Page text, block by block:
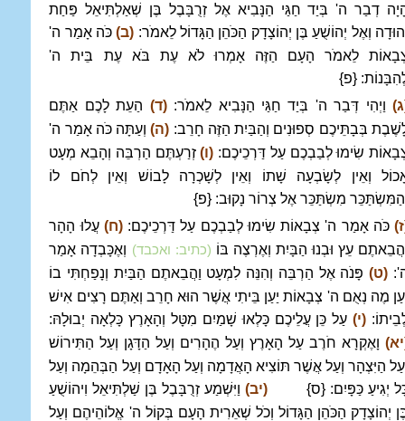
דְבַר ה' בְּיַד חַגַּי הַנָּבִיא אֶל זְרֻבָּבֶל בֶּן שְׁאַלְתִּיאֵל פַּחַת
וְאֶל יְהוֹשֻׁעַ בֶּן יְהוֹצָדָק הַכֹּהֵן הַגָּדוֹל לֵאמֹר: (ב) כֹּה אָמַר ה'
לֵאמֹר הָעָם הַזֶּה אָמְרוּ לֹא עֶת בֹּא עֶת בֵּית ה'
{פ}
וַיְהִי דְּבַר ה' בְּיַד חַגַּי הַנָּבִיא לֵאמֹר:(ד) הַעֵת לָכֶם אַתֶּם
בְּבָתֵּיכֶם סְפוּנִים וְהַבַּיִת הַזֶּה חָרֵב: (ה) וְעַתָּה כֹּה אָמַר ה'
שִׂימוּ לְבַבְכֶם עַל דַּרְכֵיכֶם: (ו) זְרַעְתֶּם הַרְבֵּה וְהָבֵא מְעָט
וְאֵין לְשָׂבְעָה שָׁתוֹ וְאֵין לְשָׁכְרָה לָבוֹשׁ וְאֵין לְחֹם לוֹ
מִשְׂתַּכֵּר אֶל צְרוֹר נָקוּב: {פ}
כֹּה אָמַר ה' צְבָאוֹת שִׂימוּ לְבַבְכֶם עַל דַּרְכֵיכֶם:(ח) עֲלוּ הָהָר
עֵץ וּבְנוּ הַבָּיִת וְאֶרְצֶה בּוֹ (כתיב: ואכבד) וְאֶכָּבְדָה אָמַר
(ט) פָּנֹה אֶל הַרְבֵּה וְהִנֵּה לִמְעָט וַהֲבֵאתֶם הַבַּיִת וְנָפַחְתִּי בוֹ
מֶה נְאֻם ה' צְבָאוֹת יַעַן בֵּיתִי אֲשֶׁר הוּא חָרֵב וְאַתֶּם רָצִים אִישׁ
(י) עַל כֵּן עֲלֵיכֶם כָּלְאוּ שָׁמַיִם מִטָּל וְהָאָרֶץ כָּלְאָה יְבוּלָהּ:
וָאֶקְרָא חֹרֶב עַל הָאָרֶץ וְעַל הֶהָרִים וְעַל הַדָּגָן וְעַל הַתִּירוֹשׁ
הַיִּצְהָר וְעַל אֲשֶׁר תּוֹצִיא הָאֲדָמָה וְעַל הָאָדָם וְעַל הַבְּהֵמָה וְעַל
יְגִיעַ כַּפָּיִם: {ס}(יב) וַיִּשְׁמַע זְרֻבָּבֶל בֶּן שַׁלְתִּיאֵל וִיהוֹשֻׁעַ
יְהוֹצָדָק הַכֹּהֵן הַגָּדוֹל וְכֹל שְׁאֵרִית הָעָם בְּקוֹל ה' אֱלוֹהֵיהֶם וְעַל